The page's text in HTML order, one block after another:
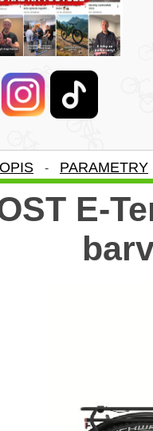
- PARAMETRY
E-